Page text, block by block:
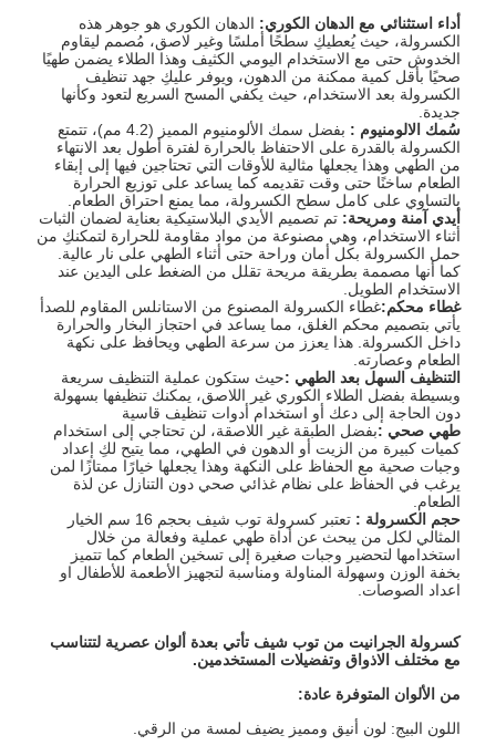
أداء استثنائي مع الدهان الكوري: الدهان الكوري هو جوهر هذه
الكسرولة، حيث يُعطيكِ سطحًا أملسًا وغير لاصق، مُصمم ليقاوم
الخدوش حتى مع الاستخدام اليومي الكثيف وهذا الطلاء يضمن طهيًا
صحيًا بأقل كمية ممكنة من الدهون، ويوفر عليكِ جهد تنظيف
الكسرولة بعد الاستخدام، حيث يكفي المسح السريع لتعود وكأنها
جديدة.
سُمك الالومنيوم :
بفضل سمك الألومنيوم المميز (4.2 مم)، تتمتع
الكسرولة بالقدرة على الاحتفاظ بالحرارة لفترة أطول بعد الانتهاء
من الطهي وهذا يجعلها مثالية للأوقات التي تحتاجين فيها إلى إبقاء
الطعام ساخنًا حتى وقت تقديمه كما يساعد على توزيع الحرارة
بالتساوي على كامل سطح الكسرولة، مما يمنع احتراق الطعام.
أيدي آمنة ومريحة: تم تصميم الأيدي البلاستيكية بعناية لضمان الثبات
أثناء الاستخدام، وهي مصنوعة من مواد مقاومة للحرارة لتمكنكِ من
حمل الكسرولة بكل أمان وراحة حتى أثناء الطهي على نار عالية.
كما أنها مصممة بطريقة مريحة تقلل من الضغط على اليدين عند
الاستخدام الطويل.
غطاء محكم:غطاء الكسرولة المصنوع من الاستانلس المقاوم للصدأ
يأتي بتصميم محكم الغلق، مما يساعد في احتجاز البخار والحرارة
داخل الكسرولة. هذا يعزز من سرعة الطهي ويحافظ على نكهة
الطعام وعصارته.
التنظيف السهل بعد الطهي :حيث ستكون عملية التنظيف سريعة
وبسيطة بفضل الطلاء الكوري غير اللاصق، يمكنك تنظيفها بسهولة
دون الحاجة إلى دعك أو استخدام أدوات تنظيف قاسية
طهي صحي :بفضل الطبقة غير اللاصقة، لن تحتاجي إلى استخدام
كميات كبيرة من الزيت أو الدهون في الطهي، مما يتيح لكِ إعداد
وجبات صحية مع الحفاظ على النكهة وهذا يجعلها خيارًا ممتازًا لمن
يرغب في الحفاظ على نظام غذائي صحي دون التنازل عن لذة
الطعام.
حجم الكسرولة :
تعتبر كسرولة توب شيف بحجم 16 سم الخيار
المثالي لكل من يبحث عن أداة طهي عملية وفعالة من خلال
استخدامها لتحضير وجبات صغيرة إلى تسخين الطعام كما تتميز
بخفة الوزن وسهولة المناولة ومناسبة لتجهيز الأطعمة للأطفال او
اعداد الصوصات.
كسرولة الجرانيت من توب شيف تأتي بعدة ألوان عصرية لتتناسب
مع مختلف الاذواق وتفضيلات المستخدمين.
من الألوان المتوفرة عادة:
اللون البيج: لون أنيق ومميز يضيف لمسة من الرقي.